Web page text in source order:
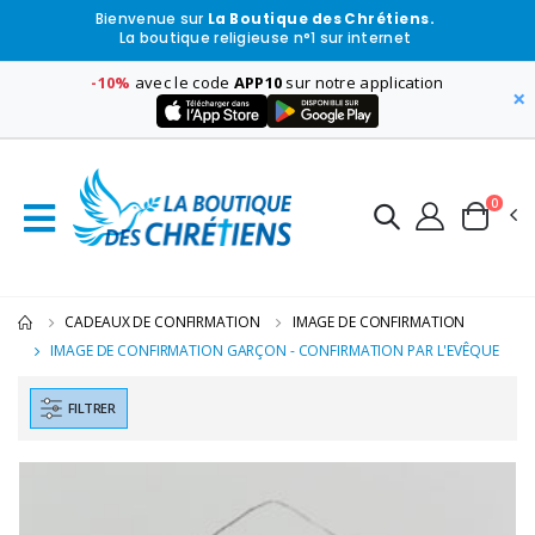
Bienvenue sur La Boutique des Chrétiens.
La boutique religieuse n°1 sur internet
-10% avec le code APP10 sur notre application
×
0
CADEAUX DE CONFIRMATION
IMAGE DE CONFIRMATION
IMAGE DE CONFIRMATION GARÇON - CONFIRMATION PAR L'EVÊQUE
FILTRER